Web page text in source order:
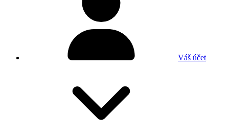
Váš účet